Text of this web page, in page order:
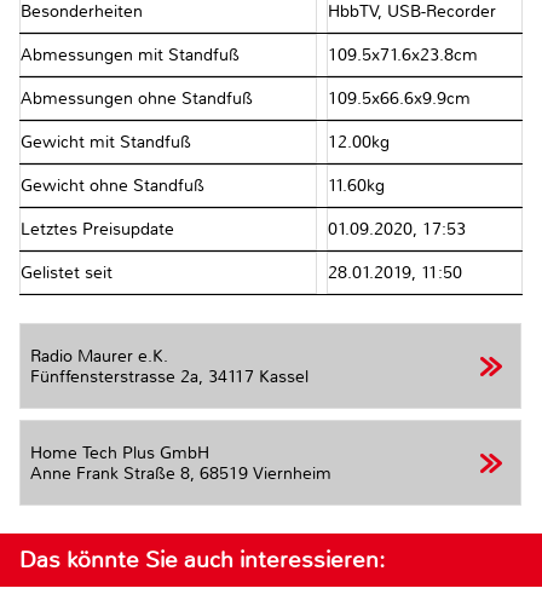
Besonderheiten HbbTV, USB-Recorder
Abmessungen mit Standfuß 109.5x71.6x23.8cm
Abmessungen ohne Standfuß 109.5x66.6x9.9cm
Gewicht mit Standfuß 12.00kg
Gewicht ohne Standfuß 11.60kg
Letztes Preisupdate 01.09.2020, 17:53
Gelistet seit 28.01.2019, 11:50
Radio Maurer e.K.
Fünffensterstrasse 2a, 34117 Kassel
Home Tech Plus GmbH
Anne Frank Straße 8, 68519 Viernheim
Das könnte Sie auch interessieren: